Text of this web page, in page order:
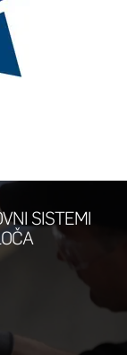
SISTEMI